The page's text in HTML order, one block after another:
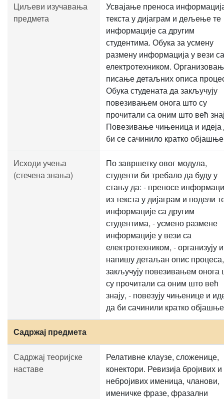
Циљеви изучавања
предмета
Усвајање преноса
текста у дијаграм и дељење те
информације са другим
студентима. Обука за усмену
размену информација у вези са
електротехником.
писање детаљних описа
Обука студената да закључују
повезивањем онога што су
прочитали са оним што већ
Повезивање чињеница и идеја
би се сачинило кратко
Исходи учења
(стечена знања)
По завршетку овог модула,
студенти би требало да буду у
стању да: - преносе
из текста у дијаграм и подели
информације са другим
студентима, - усмено размене
информације у вези са
електротехником, - организују и
напишу детаљан опис
закључују повезивањем онога
су прочитали са оним што већ
знају, - повезују чињенице и
да би сачинили кратко
Садржај предмета
Садржај теоријске
наставе
Релативне клаузе, сложенице,
конектори. Ревизија бројивих и
небројивих именица, чланови,
именичке фразе, фразални